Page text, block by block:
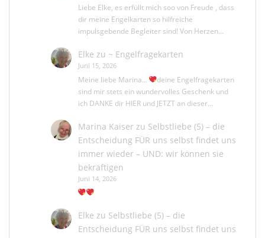
Liebe Elke, es erfüllt mich soo von Freude , dass
dir meine Engelkarten so hilfreiche
impulsgebende Begleiter sind! Von Herzen…
Elke zu ~ Engelfragekarten
Juni 15, 2026
Meine liebe Marina...
deine Engelfragekarten
sind mir stets ein wundervolles Geschenk und
ich DANKE dir HIER und JETZT an dieser…
Marina Kaiserzu Selbstliebe (5) – die
Entscheidung FÜR uns selbst findet uns
immer wieder – UND: wir können sie
bekräftigen
Juni 14, 2026
Elke zu Selbstliebe (5) – die
Entscheidung FÜR uns selbst findet uns